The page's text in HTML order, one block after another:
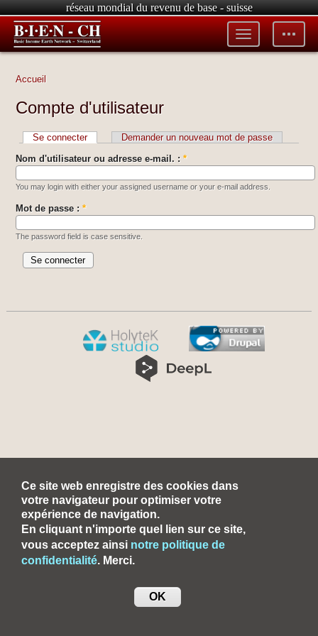
réseau mondial du revenu de base - suisse
Toggle
tools
Toggle
menu
Accueil
Compte d'utilisateur
Se connecter
Demander un nouveau mot de passe
Nom d'utilisateur ou adresse e-mail. : *
You may login with either your assigned username or your e-mail address.
Mot de passe : *
The password field is case sensitive.
Ce site web enregistre des cookies dans
votre navigateur pour optimiser votre
expérience de navigation.
En cliquant n'importe quel lien sur ce site,
vous acceptez ainsi notre politique de
confidentialité. Merci.
OK